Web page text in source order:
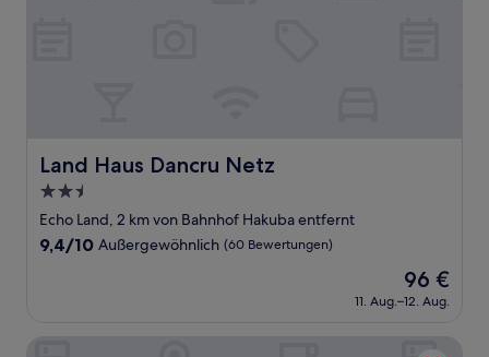
Land Haus Dancru Netz
Land Haus Dancru Netz
2.5-
Sterne-
Unterkunft
Echo Land, 2 km von Bahnhof Hakuba entfernt
9.4
Bewertungen)
9,4/10 Außergewöhnlich (60 Bewertungen)
Der
Preis
beträgt
96 €
11. Aug.–12. Aug.